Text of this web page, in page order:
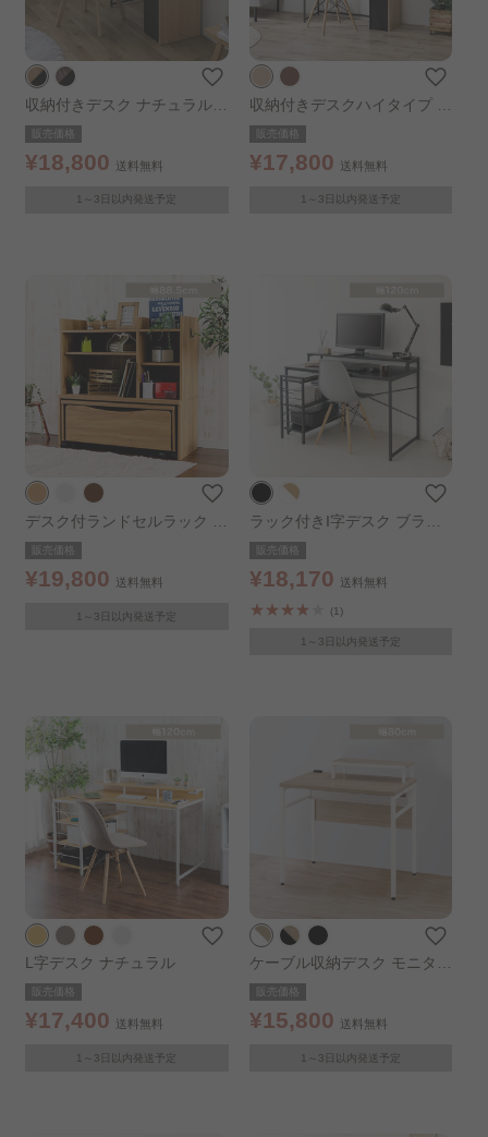
収納付きデスク ナチュラル/
ブラック
販売価格
¥18,800 送料無料
1～3日以内発送予定
収納付きデスクハイタイプ ナ
チュラルブラック
販売価格
¥17,800 送料無料
1～3日以内発送予定
デスク付ランドセルラック R
RWD-9040 オーク
販売価格
¥19,800 送料無料
1～3日以内発送予定
ラック付きI字デスク ブラッ
ク販売価格
¥18,170 送料無料
(1)
1～3日以内発送予定
L字デスク ナチュラル
販売価格
¥17,400 送料無料
1～3日以内発送予定
ケーブル収納デスク モニター
台付き CSD-800M ライトナ
チュラル/ホワイト
販売価格
¥15,800 送料無料
1～3日以内発送予定